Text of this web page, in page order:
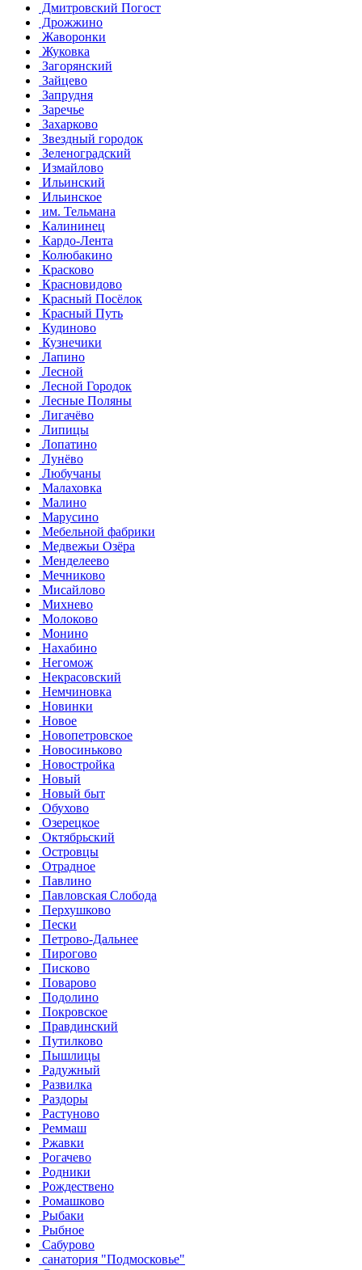
Дмитровский Погост
Дрожжино
Жаворонки
Жуковка
Загорянский
Зайцево
Запрудня
Заречье
Захарково
Звездный городок
Зеленоградский
Измайлово
Ильинский
Ильинское
им. Тельмана
Калининец
Кардо-Лента
Колюбакино
Красково
Красновидово
Красный Посёлок
Красный Путь
Кудиново
Кузнечики
Лапино
Лесной
Лесной Городок
Лесные Поляны
Лигачёво
Липицы
Лопатино
Лунёво
Любучаны
Малаховка
Малино
Марусино
Мебельной фабрики
Медвежьи Озёра
Менделеево
Мечниково
Мисайлово
Михнево
Молоково
Монино
Нахабино
Негомож
Некрасовский
Немчиновка
Новинки
Новое
Новопетровское
Новосиньково
Новостройка
Новый
Новый быт
Обухово
Озерецкое
Октябрьский
Островцы
Отрадное
Павлино
Павловская Слобода
Перхушково
Пески
Петрово-Дальнее
Пирогово
Писково
Поварово
Подолино
Покровское
Правдинский
Путилково
Пышлицы
Радужный
Развилка
Раздоры
Растуново
Реммаш
Ржавки
Рогачево
Родники
Рождествено
Ромашково
Рыбаки
Рыбное
Сабурово
санатория "Подмосковье"